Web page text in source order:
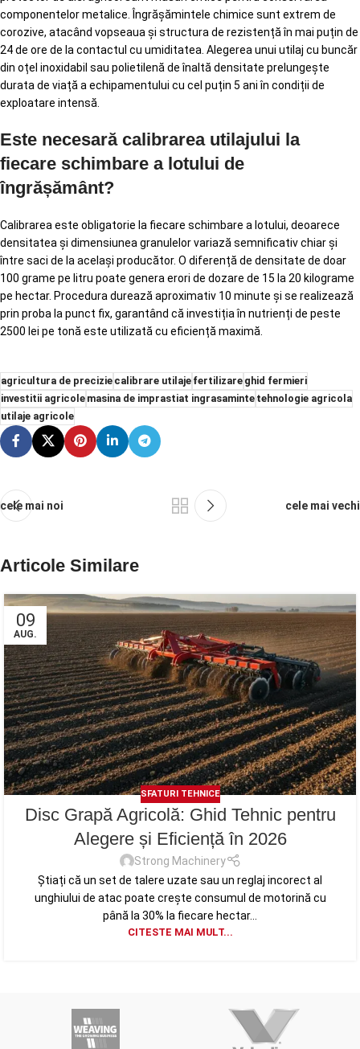
componentelor metalice. Îngrășămintele chimice sunt extrem de
corozive, atacând vopseaua și structura de rezistență în mai puțin de
24 de ore de la contactul cu umiditatea. Alegerea unui utilaj cu buncăr
din oțel inoxidabil sau polietilenă de înaltă densitate prelungește
durata de viață a echipamentului cu cel puțin 5 ani în condiții de
exploatare intensă.
Este necesară calibrarea utilajului la
fiecare schimbare a lotului de
îngrășământ?
Calibrarea este obligatorie la fiecare schimbare a lotului, deoarece
densitatea și dimensiunea granulelor variază semnificativ chiar și
între saci de la același producător. O diferență de densitate de doar
100 grame pe litru poate genera erori de dozare de 15 la 20 kilograme
pe hectar. Procedura durează aproximativ 10 minute și se realizează
prin proba la punct fix, garantând că investiția în nutrienți de peste
2500 lei pe tonă este utilizată cu eficiență maximă.
agricultura de preciziecalibrare utilajefertilizareghid fermieri
investitii agricolemasina de imprastiat ingrasamintetehnologie agricola
utilaje agricole
cele mai noi cele mai vechi
Articole Similare
09
AUG.
SFATURI TEHNICE
Disc Grapă Agricolă: Ghid Tehnic pentru
Alegere și Eficiență în 2026
Strong Machinery
Știați că un set de talere uzate sau un reglaj incorect al
unghiului de atac poate crește consumul de motorină cu
până la 30% la fiecare hectar...
CITESTE MAI MULT...